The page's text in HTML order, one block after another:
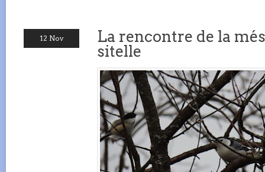
12 Nov
La rencontre de la
sitelle